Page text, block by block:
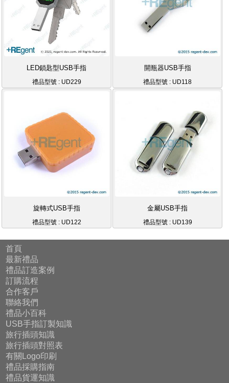
LED鎖匙型USB手指
禮品型號 : UD229
開瓶器USB手指
禮品型號 : UD118
旋轉式USB手指
禮品型號 : UD122
金屬USB手指
禮品型號 : UD139
首頁
最新禮品
禮品訂造案例
訂購流程
合作客戶
聯絡我們
禮品小百科
USB手指訂製知識
旅行插頭知識
旅行插頭對照表
有關Logo印刷
禮品採購指南
禮品貨運知識